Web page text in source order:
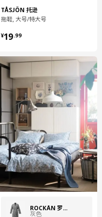
TÅSJÖN 托逊
拖鞋, 大号/特大号
¥19.99
¥ 19.99
ROCKÅN 罗克翁
灰色